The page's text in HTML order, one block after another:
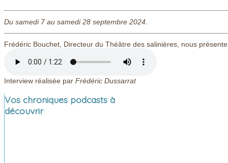
Du samedi 7 au samedi 28 septembre 2024.
Frédéric Bouchet, Directeur du Théâtre des salinières, nous
Interview réalisée par Frédéric Dussarrat
Vos chroniques podcasts à
découvrir